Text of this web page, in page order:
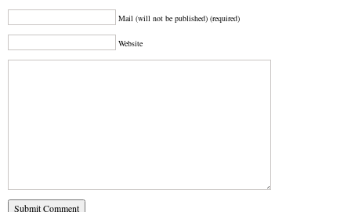
Mail (will not be published) (required)
Website